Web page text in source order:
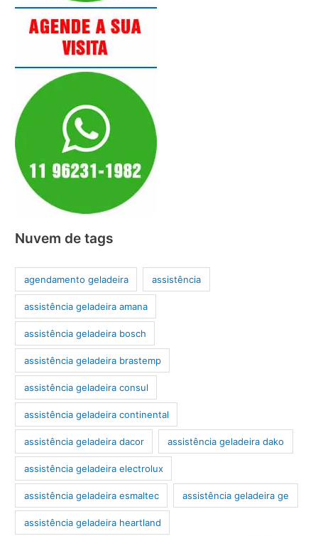
Nuvem de tags
agendamento geladeira assistência
assistência geladeira amana
assistência geladeira bosch
assistência geladeira brastemp
assistência geladeira consul
assistência geladeira continental
assistência geladeira dacor assistência geladeira dako
assistência geladeira electrolux
assistência geladeira esmaltec assistência geladeira ge
assistência geladeira heartland